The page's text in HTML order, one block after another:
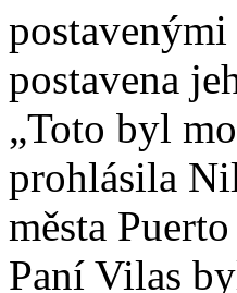
postavena
„Toto byl
prohlásila
města
Paní Vilas